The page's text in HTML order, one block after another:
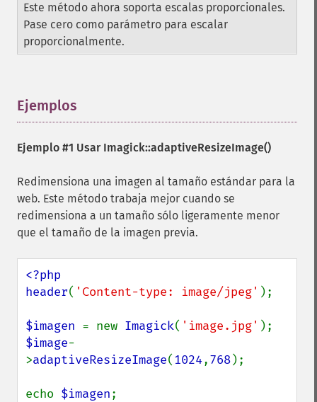
Este método ahora soporta escalas proporcionales.
Pase cero como parámetro para escalar
proporcionalmente.
Ejemplos
Ejemplo #1 Usar Imagick::adaptiveResizeImage()
Redimensiona una imagen al tamaño estándar para la
web. Este método trabaja mejor cuando se
redimensiona a un tamaño sólo ligeramente menor
que el tamaño de la imagen previa.
<?php
header( 'Content-type: image/jpeg' );
$imagen = new Imagick( 'image.jpg'
$image-
>adaptiveResizeImage(1024,768);
echo $imagen